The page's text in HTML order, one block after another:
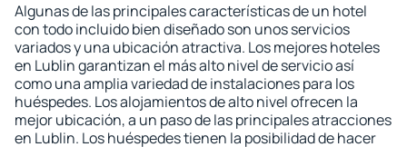
Algunas de las principales características de un hotel
con todo incluido bien diseñado son unos servicios
variados y una ubicación atractiva. Los mejores hoteles
en Lublin garantizan el más alto nivel de servicio así
como una amplia variedad de instalaciones para los
huéspedes. Los alojamientos de alto nivel ofrecen la
mejor ubicación, a un paso de las principales atracciones
en Lublin. Los huéspedes tienen la posibilidad de hacer